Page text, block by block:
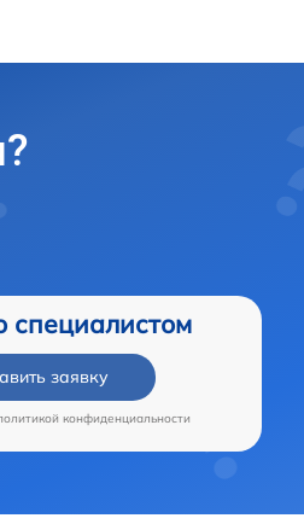
специалистом
заявку
конфиденциальности